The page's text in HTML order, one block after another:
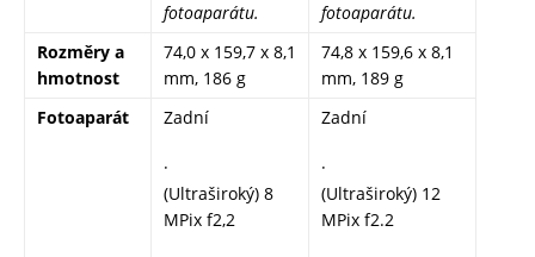
fotoaparátu.
fotoaparátu.
Rozměry a
hmotnost
74,0 x 159,7 x 8,1
mm, 186 g
74,8 x 159,6 x 8,1
mm, 189 g
Fotoaparát
Zadní
·
(Ultraširoký) 8
MPix f2,2
Zadní
·
(Ultraširoký) 12
MPix f2.2